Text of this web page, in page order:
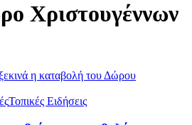
Χριστουγέννων
Τοπικές Ειδήσεις